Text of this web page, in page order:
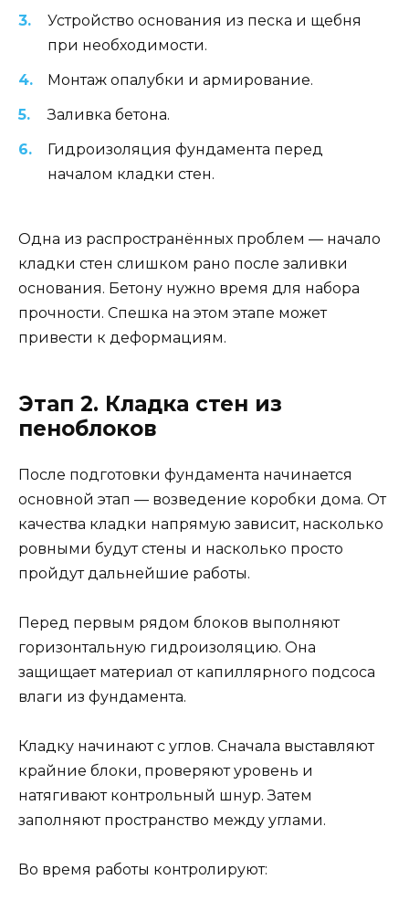
Устройство основания из песка и щебня
при необходимости.
Монтаж опалубки и армирование.
Заливка бетона.
Гидроизоляция фундамента перед
началом кладки стен.
Одна из распространённых проблем — начало
кладки стен слишком рано после заливки
основания. Бетону нужно время для набора
прочности. Спешка на этом этапе может
привести к деформациям.
Этап 2. Кладка стен из
пеноблоков
После подготовки фундамента начинается
основной этап — возведение коробки дома. От
качества кладки напрямую зависит, насколько
ровными будут стены и насколько просто
пройдут дальнейшие работы.
Перед первым рядом блоков выполняют
горизонтальную гидроизоляцию. Она
защищает материал от капиллярного подсоса
влаги из фундамента.
Кладку начинают с углов. Сначала выставляют
крайние блоки, проверяют уровень и
натягивают контрольный шнур. Затем
заполняют пространство между углами.
Во время работы контролируют: